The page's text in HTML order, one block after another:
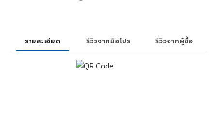
รายละเอียด รีวิวจากมือโปร รีวิวจากผู้ซื้อ